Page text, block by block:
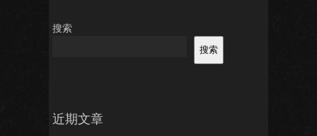
搜索
搜索
近期文章